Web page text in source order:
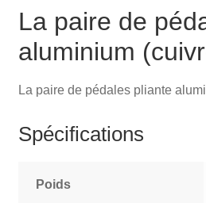
La paire de
aluminium
La paire de pédales pliante
Spécifications
Poids